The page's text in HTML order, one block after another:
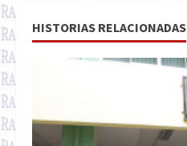
HISTORIAS RELACIONADAS